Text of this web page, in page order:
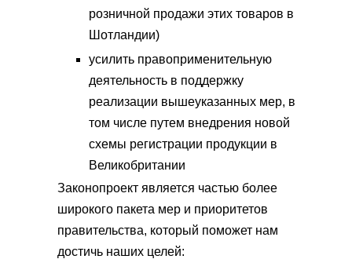
розничной продажи этих товаров в
Шотландии)
усилить правоприменительную
деятельность в поддержку
реализации вышеуказанных мер, в
том числе путем внедрения новой
схемы регистрации продукции в
Великобритании
Законопроект является частью более
широкого пакета мер и приоритетов
правительства, который поможет нам
достичь наших целей: